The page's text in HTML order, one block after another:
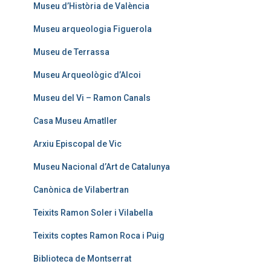
Museu d’Història de València
Museu arqueologia Figuerola
Museu de Terrassa
Museu Arqueològic d’Alcoi
Museu del Vi – Ramon Canals
Casa Museu Amatller
Arxiu Episcopal de Vic
Museu Nacional d’Art de Catalunya
Canònica de Vilabertran
Teixits Ramon Soler i Vilabella
Teixits coptes Ramon Roca i Puig
Biblioteca de Montserrat